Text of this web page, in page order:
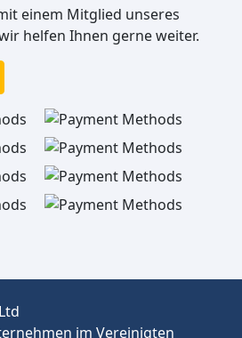
einem Mitglied unseres
helfen Ihnen gerne weiter.
im Vereinigten